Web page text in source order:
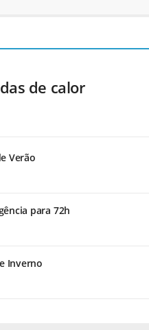
de calor
Verão
para 72h
Inverno